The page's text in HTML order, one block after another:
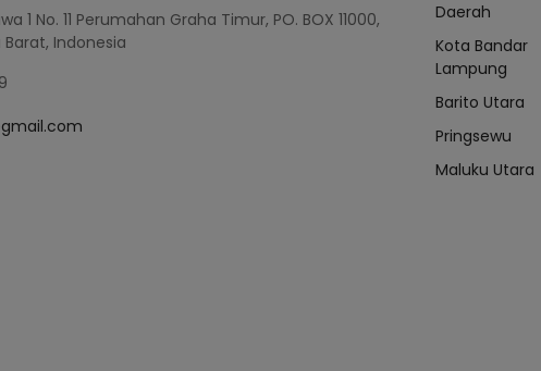
1 No. 11 Perumahan Graha Timur, PO. BOX 11000,
Barat, Indonesia
Daerah
Kota Bandar
Lampung
Barito Utara
Pringsewu
Maluku Utara